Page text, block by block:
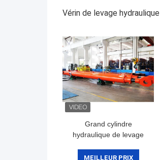
Vérin de levage hydraulique
Grand cylindre
hydraulique de levage
de barrage avec
MEILLEUR PRIX